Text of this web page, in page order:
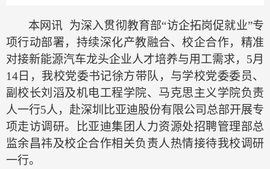
本网讯 为深入贯彻教育部“访企拓岗促就业”专
项行动部署，持续深化产教融合、校企合作，精准
对接新能源汽车龙头企业人才培养与用工需求，5月
14日， 我校党委书记徐方带队， 与学校党委委员、
副校长刘滔及机电工程学院、 马克思主义学院负责
人一行5人，赴深圳比亚迪股份有限公司总部开展专
项走访调研。比亚迪集团人力资源处招聘管理部总
监余昌祎及校企合作相关负责人热情接待我校调研
一行。